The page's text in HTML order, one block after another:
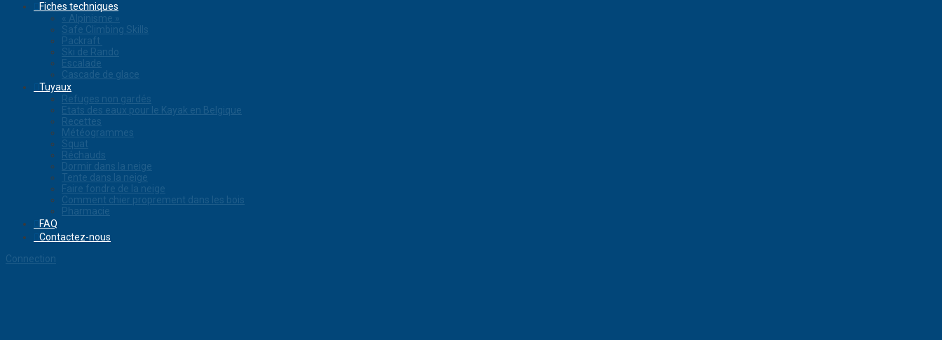
Fiches techniques
« Alpinisme »
Safe Climbing Skills
Packraft
Ski de Rando
Escalade
Cascade de glace
Tuyaux
Refuges non gardés
Etats des eaux pour le Kayak en Belgique
Recettes
Météogrammes
Squat
Réchauds
Dormir dans la neige
Tente dans la neige
Faire fondre de la neige
Comment chier proprement dans les bois
Pharmacie
FAQ
Contactez-nous
Connection